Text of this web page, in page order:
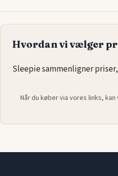
Hvordan vi vælger
Sleepie sammenligner
Når du køber via vores links,